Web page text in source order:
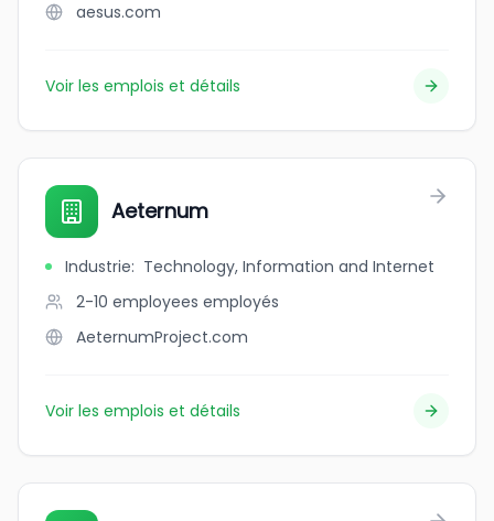
aesus.com
Voir les emplois et détails
Aeternum
Industrie: Technology, Information and Internet
2-10 employees employés
AeternumProject.com
Voir les emplois et détails